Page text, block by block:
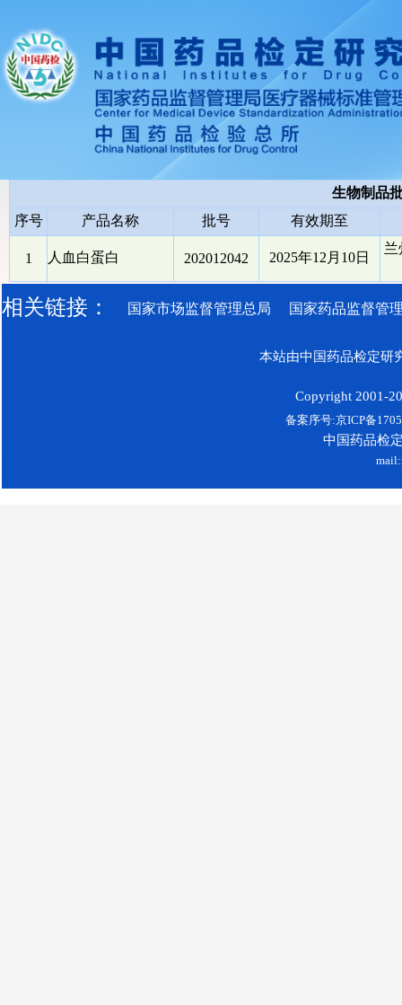
生物制品
序号
产品名称 批号 有效期至
1 人血白蛋白 202012042 2025年12月10日
兰
相关链接： 国家市场监督管理总局 国家药品监督管
本站由中国药品检定研
Copyright 2001-
备案序号:京ICP备
中国药品检